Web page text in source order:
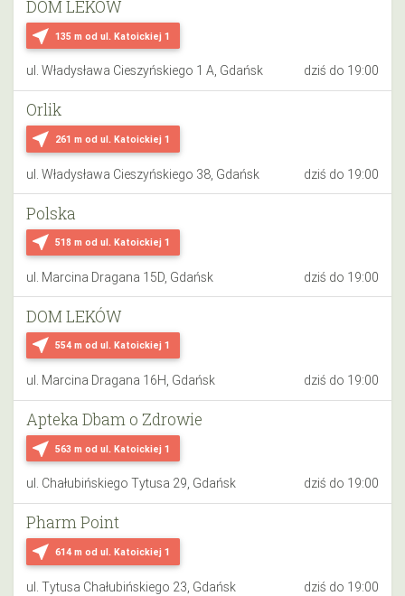
near_me 135 m od ul. Katoickiej 1
DOM LEKÓW
ul. Władysława Cieszyńskiego 1 A, Gdańsk dziś do 19:00
near_me 261 m od ul. Katoickiej 1
Orlik
ul. Władysława Cieszyńskiego 38, Gdańsk dziś do 19:00
near_me 518 m od ul. Katoickiej 1
Polska
ul. Marcina Dragana 15D, Gdańsk dziś do 19:00
near_me 554 m od ul. Katoickiej 1
DOM LEKÓW
ul. Marcina Dragana 16H, Gdańsk dziś do 19:00
near_me 563 m od ul. Katoickiej 1
Apteka Dbam o Zdrowie
ul. Chałubińskiego Tytusa 29, Gdańsk dziś do 19:00
near_me 614 m od ul. Katoickiej 1
Pharm Point
ul. Tytusa Chałubińskiego 23, Gdańsk dziś do 19:00